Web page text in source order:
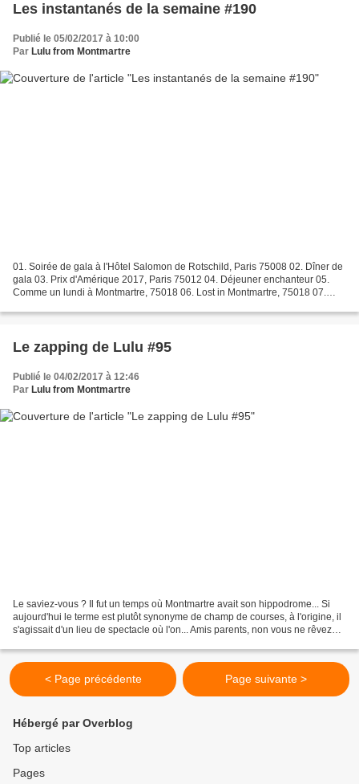
Les instantanés de la semaine #190
Publié le 05/02/2017 à 10:00
Par Lulu from Montmartre
01. Soirée de gala à l'Hôtel Salomon de Rotschild, Paris 75008 02. Dîner de
gala 03. Prix d'Amérique 2017, Paris 75012 04. Déjeuner enchanteur 05.
Comme un lundi à Montmartre, 75018 06. Lost in Montmartre, 75018 07.
Le zapping de Lulu #95
Publié le 04/02/2017 à 12:46
Par Lulu from Montmartre
Le saviez-vous ? Il fut un temps où Montmartre avait son hippodrome... Si
aujourd'hui le terme est plutôt synonyme de champ de courses, à l'origine, il
s'agissait d'un lieu de spectacle où l'on... Amis parents, non vous ne rêvez
< Page précédente Page suivante >
Hébergé par Overblog
Top articles
Pages